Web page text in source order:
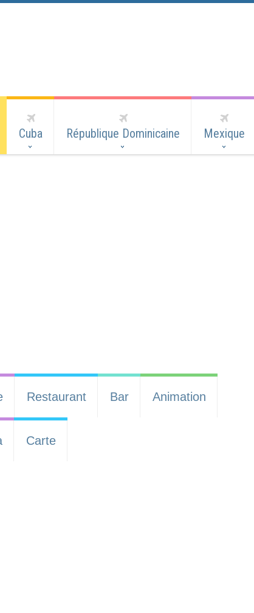
Cuba République Dominicaine Mexique
Restaurant Bar Animation
Carte